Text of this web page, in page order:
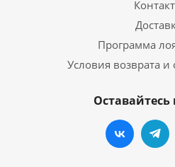
Программа
Условия возврата и
Оставайтесь